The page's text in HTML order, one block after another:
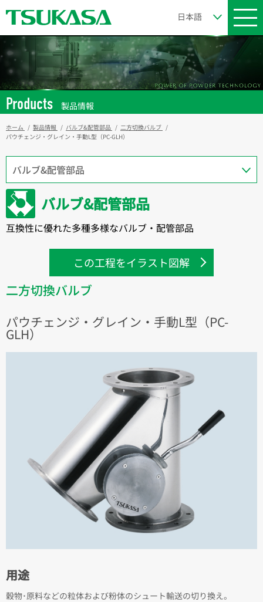
Products 製品情報
ホーム 製品情報 バルブ&配管部品
二方切換バルブ
パウチェンジ・グレイン・手動L型（PC-GLH）
バルブ&配管部品
互換性に優れた多種多様なバルブ・配管部品
この工程をイラスト図解
二方切換バルブ
パウチェンジ・グレイン・手動L型（PC-
GLH）
用途
穀物･原料などの粒体および粉体のシュート輸送の切り換え。